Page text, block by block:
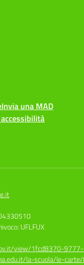
Invia una MAD
UFLFUX
view/1fcd8370-
la-scuola/le-